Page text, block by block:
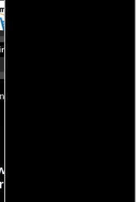
estamos mostrando? déjanos
El comienzo
profesionales